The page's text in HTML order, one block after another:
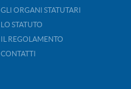
GLI ORGANI STATUTARI
LO STATUTO
IL REGOLAMENTO
CONTATTI